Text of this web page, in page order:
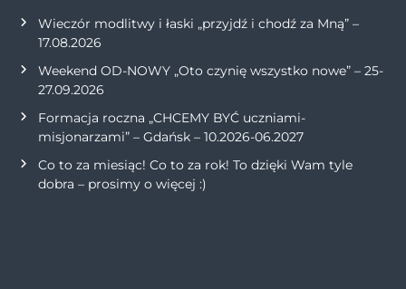
Wieczór modlitwy i łaski „przyjdź i chodź za Mną” –
17.08.2026
Weekend OD-NOWY „Oto czynię wszystko nowe” – 25-
27.09.2026
Formacja roczna „CHCEMY BYĆ uczniami-
misjonarzami” – Gdańsk – 10.2026-06.2027
Co to za miesiąc! Co to za rok! To dzięki Wam tyle
dobra – prosimy o więcej :)